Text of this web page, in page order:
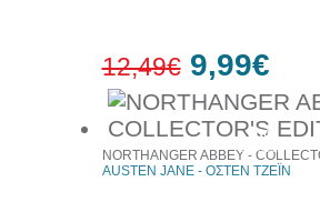
20%
έκπτωση
12,49€ 9,99€
NORTHANGER ABBEY -
AUSTEN JANE - ΟΣΤΕΝ ΤΖΕΪΝ